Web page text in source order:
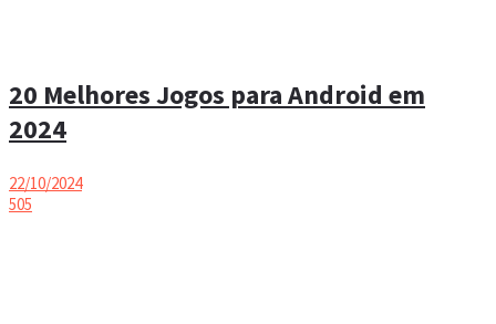
20 Melhores Jogos para Android em
2024
22/10/2024
505